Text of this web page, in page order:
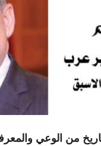
من الوعي والمعرفة